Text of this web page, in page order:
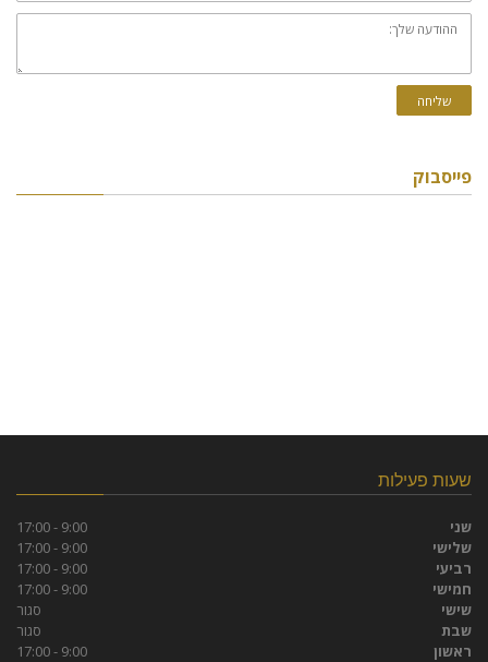
ההודעה
שלך:
שליחה
פייסבוק
שעות פעילות
שני
9:00 - 17:00
שלישי
9:00 - 17:00
רביעי
9:00 - 17:00
חמישי
9:00 - 17:00
שישי
סגור
שבת
סגור
ראשון
9:00 - 17:00